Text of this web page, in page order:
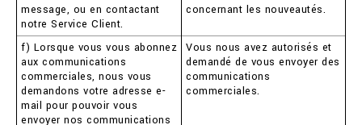
message, ou en contactant
notre Service Client.
concernant les nouveautés.
f) Lorsque vous vous abonnez
aux communications
commerciales, nous vous
demandons votre adresse e-
mail pour pouvoir vous
envoyer nos communications
Vous nous avez autorisés et
demandé de vous envoyer des
communications
commerciales.